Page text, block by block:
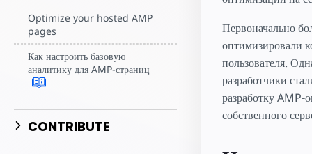
Optimize your hosted AMP
pages
Как настроить базовую
аналитику для AMP-страниц
CONTRIBUTE
Первоначально
оптимизировали
пользователя.
разработчики
разработку AMP-
собственного